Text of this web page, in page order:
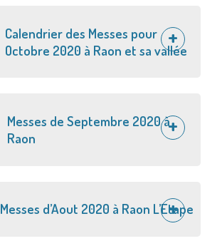
Calendrier des Messes pour
Octobre 2020 à Raon et sa vallée
Messes de Septembre 2020 à
Raon
Messes d’Aout 2020 à Raon L’Etape